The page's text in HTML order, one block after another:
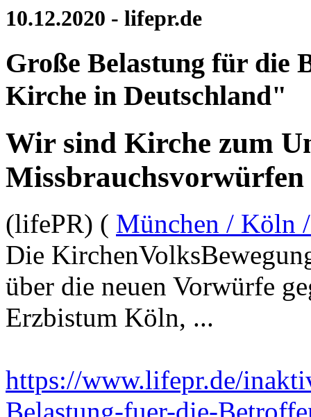
10.12.2020 - lifepr.de
Große Belastung für die
Kirche in Deutschland"
Wir sind Kirche zum
(lifePR) ( München / Köln
Die
über die neuen Vorwürfe
Erzbistum Köln, ...
https://www.lifepr.de/